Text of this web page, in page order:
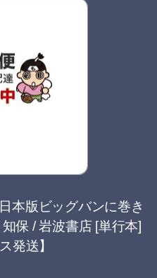
本版ビッグバンに巻き
保 / 岩波書店 [単行本]
発送】